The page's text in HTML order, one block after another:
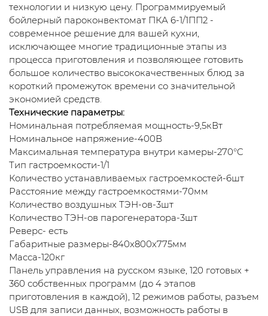
технологии и низкую цену. Программируемый
бойлерный пароконвектомат ПКА 6-1/1ПП2 -
современное решение для вашей кухни,
исключающее многие традиционные этапы из
процесса приготовления и позволяющее готовить
большое количество высококачественных блюд за
короткий промежуток времени со значительной
экономией средств.
Технические параметры:
Номинальная потребляемая мощность-9,5кВт
Номинальное напряжение-400В
Максимальная температура внутри камеры-270°C
Тип гастроемкости-1/1
Количество устанавливаемых гастроемкостей-6шт
Расстояние между гастроемкостями-70мм
Количество воздушных ТЭН-ов-3шт
Количество ТЭН-ов парогенератора-3шт
Реверс- есть
Габаритные размеры-840x800x775мм
Масса-120кг
Панель управления на русском языке, 120 готовых +
360 собственных программ (до 4 этапов
приготовления в каждой), 12 режимов работы, разъем
USB для записи данных, возможность работы в